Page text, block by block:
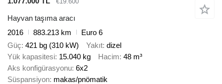
Hayvan taşıma aracı
2016
883.213 km
Euro 6
Güç 421 bg (310 kW) Yakıt dizel
Yük kapasitesi 15.040 kg Hacim 48 m³
Aks konfigürasyonu 6x2
Süspansiyon makas/pnömatik